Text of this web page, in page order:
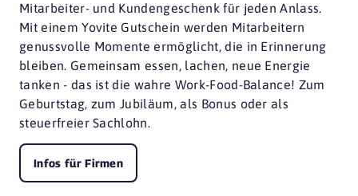
Mitarbeiter- und Kundengeschenk für jeden Anlass.
Mit einem Yovite Gutschein werden Mitarbeitern
genussvolle Momente ermöglicht, die in Erinnerung
bleiben. Gemeinsam essen, lachen, neue Energie
tanken - das ist die wahre Work-Food-Balance! Zum
Geburtstag, zum Jubiläum, als Bonus oder als
steuerfreier Sachlohn.
Infos für Firmen